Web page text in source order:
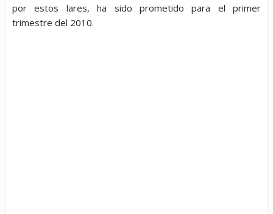
por estos lares, ha sido prometido para el primer
trimestre del 2010.